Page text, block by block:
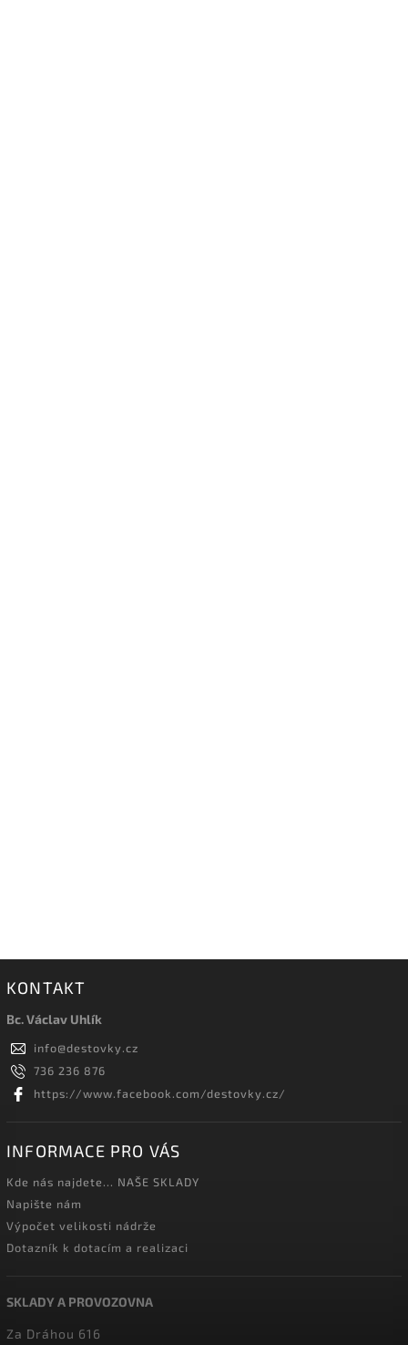
KONTAKT
Bc. Václav Uhlík
info@destovky.cz
736 236 876
https://www.facebook.com/destovky.cz/
INFORMACE PRO VÁS
Kde nás najdete... NAŠE SKLADY
Napište nám
Výpočet velikosti nádrže
Dotazník k dotacím a realizaci
SKLADY A PROVOZOVNA
Za Dráhou 616